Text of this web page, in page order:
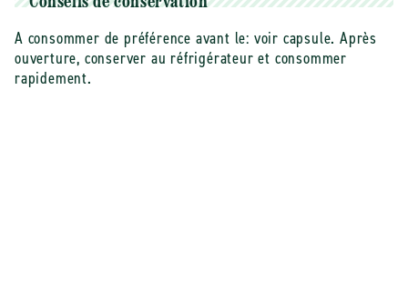
A consommer de préférence avant le: voir capsule. Après
ouverture, conserver au réfrigérateur et consommer
rapidement.